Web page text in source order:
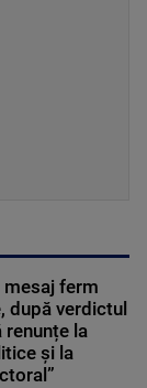
mesaj ferm
după verdictul
renunțe la
şi la